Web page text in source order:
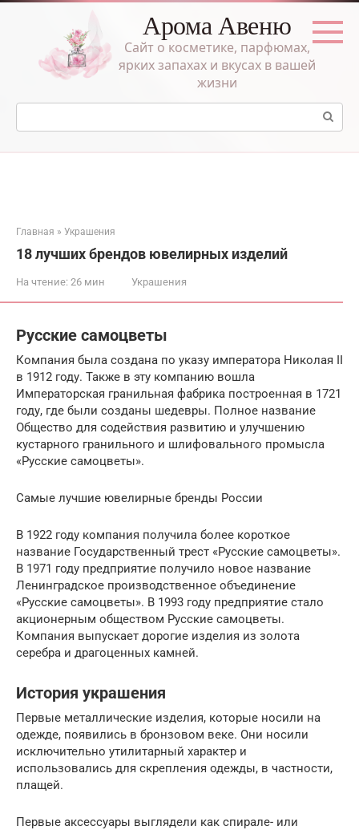
Перейти
Арома Авеню
Сайт о косметике, парфюмах,
ярких запахах и вкусах в вашей
жизни
Поиск:
Главная » Украшения
18 лучших брендов ювелирных изделий
На чтение: 26 мин Украшения
Русские самоцветы
Компания была создана по указу императора Николая II
в 1912 году. Также в эту компанию вошла
Императорская гранильная фабрика построенная в 1721
году, где были созданы шедевры. Полное название
Общество для содействия развитию и улучшению
кустарного гранильного и шлифовального промысла
«Русские самоцветы».
Самые лучшие ювелирные бренды России
В 1922 году компания получила более короткое
название Государственный трест «Русские самоцветы».
В 1971 году предприятие получило новое название
Ленинградское производственное объединение
«Русские самоцветы». В 1993 году предприятие стало
акционерным обществом Русские самоцветы.
Компания выпускает дорогие изделия из золота
серебра и драгоценных камней.
История украшения
Первые металлические изделия, которые носили на
одежде, появились в бронзовом веке. Они носили
исключительно утилитарный характер и
использовались для скрепления одежды, в частности,
плащей.
Первые аксессуары выглядели как спирале- или